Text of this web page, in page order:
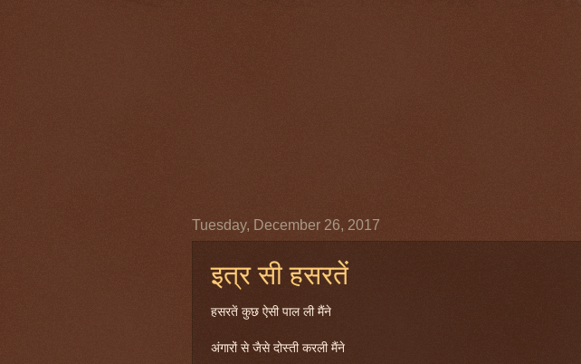
Tuesday, December 26, 2017
इत्र सी हसरतें
हसरतें कुछ ऐसी पाल ली मैंने
अंगारों से जैसे दोस्ती करली मैंने